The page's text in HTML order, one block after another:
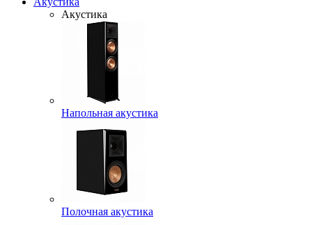
Акустика
Напольная акустика
Полочная акустика